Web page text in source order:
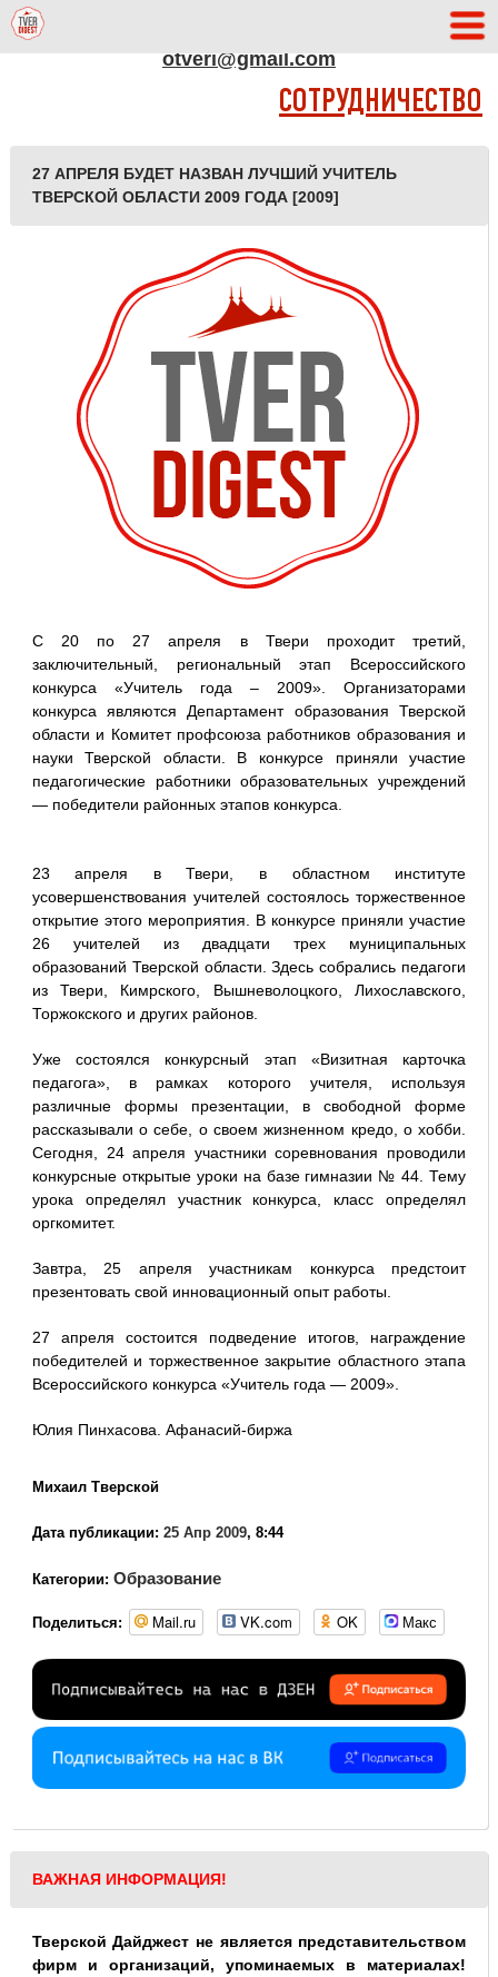
otveri@gmail.com
СОТРУДНИЧЕСТВО
27 АПРЕЛЯ БУДЕТ НАЗВАН ЛУЧШИЙ УЧИТЕЛЬ
ТВЕРСКОЙ ОБЛАСТИ 2009 ГОДА [2009]
С 20 по 27 апреля в Твери проходит третий,
заключительный, региональный этап Всероссийского
конкурса «Учитель года – 2009». Организаторами
конкурса являются Департамент образования Тверской
области и Комитет профсоюза работников образования и
науки Тверской области. В конкурсе приняли участие
педагогические работники образовательных учреждений
— победители районных этапов конкурса.
23 апреля в Твери, в областном институте
усовершенствования учителей состоялось торжественное
открытие этого мероприятия. В конкурсе приняли участие
26 учителей из двадцати трех муниципальных
образований Тверской области. Здесь собрались педагоги
из Твери, Кимрского, Вышневолоцкого, Лихославского,
Торжокского и других районов.
Уже состоялся конкурсный этап «Визитная карточка
педагога», в рамках которого учителя, используя
различные формы презентации, в свободной форме
рассказывали о себе, о своем жизненном кредо, о хобби.
Сегодня, 24 апреля участники соревнования проводили
конкурсные открытые уроки на базе гимназии № 44. Тему
урока определял участник конкурса, класс определял
оргкомитет.
Завтра, 25 апреля участникам конкурса предстоит
презентовать свой инновационный опыт работы.
27 апреля состоится подведение итогов, награждение
победителей и торжественное закрытие областного этапа
Всероссийского конкурса «Учитель года — 2009».
Юлия Пинхасова. Афанасий-биржа
Михаил Тверской
Дата публикации: 25 Апр 2009, 8:44
Категории: Образование
Поделиться: Mail.ru VK.com OK Макс
ВАЖНАЯ ИНФОРМАЦИЯ!
Тверской Дайджест не является представительством
фирм и организаций, упоминаемых в материалах!